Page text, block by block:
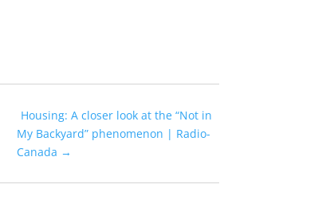
Housing: A closer look at the “Not in
My Backyard” phenomenon | Radio-
Canada →